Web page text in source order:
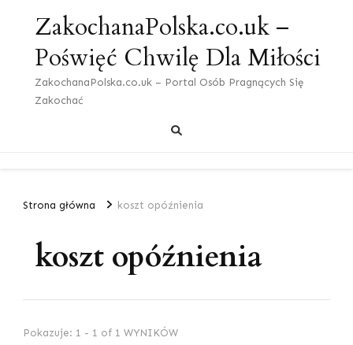
ZakochanaPolska.co.uk –
Poświęć Chwilę Dla Miłości
ZakochanaPolska.co.uk – Portal Osób Pragnących Się
Zakochać
Strona główna koszt opóźnienia
koszt opóźnienia
Pokazuje: 1 - 1 of 1 WYNIKÓW